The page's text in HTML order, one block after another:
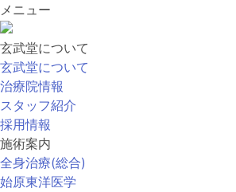
メニュー
玄武堂について
玄武堂について
治療院情報
スタッフ紹介
採用情報
施術案内
全身治療(総合)
始原東洋医学